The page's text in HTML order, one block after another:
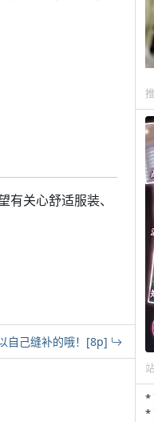
关心舒适服装、
自己缝补的哦！[8p]
*
*